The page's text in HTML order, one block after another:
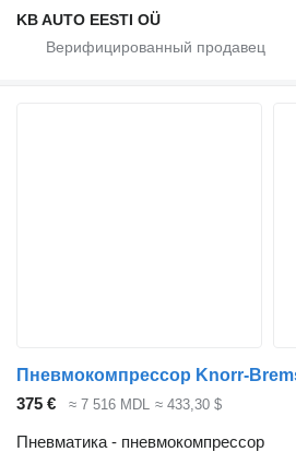
KB AUTO EESTI OÜ
375 € ≈ 7 516 MDL ≈ 433,30 $
Пневматика - пневмокомпрессор